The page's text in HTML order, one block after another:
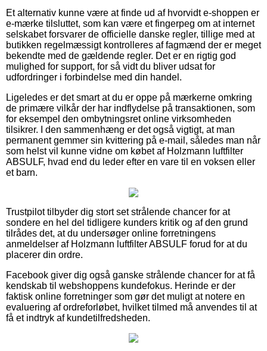
Et alternativ kunne være at finde ud af hvorvidt e-shoppen er
e-mærke tilsluttet, som kan være et fingerpeg om at internet
selskabet forsvarer de officielle danske regler, tillige med at
butikken regelmæssigt kontrolleres af fagmænd der er meget
bekendte med de gældende regler. Det er en rigtig god
mulighed for support, for så vidt du bliver udsat for
udfordringer i forbindelse med din handel.
Ligeledes er det smart at du er oppe på mærkerne omkring
de primære vilkår der har indflydelse på transaktionen, som
for eksempel den ombytningsret online virksomheden
tilsikrer. I den sammenhæng er det også vigtigt, at man
permanent gemmer sin kvittering på e-mail, således man når
som helst vil kunne vidne om købet af Holzmann luftfilter
ABSULF, hvad end du leder efter en vare til en voksen eller
et barn.
Trustpilot tilbyder dig stort set strålende chancer for at
sondere en hel del tidligere kunders kritik og af den grund
tilrådes det, at du undersøger online forretningens
anmeldelser af Holzmann luftfilter ABSULF forud for at du
placerer din ordre.
Facebook giver dig også ganske strålende chancer for at få
kendskab til webshoppens kundefokus. Herinde er der
faktisk online forretninger som gør det muligt at notere en
evaluering af ordreforløbet, hvilket tilmed må anvendes til at
få et indtryk af kundetilfredsheden.